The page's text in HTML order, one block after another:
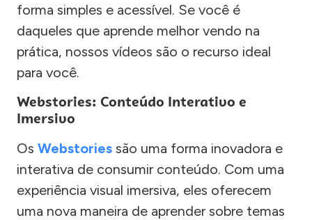
forma simples e acessível. Se você é
daqueles que aprende melhor vendo na
prática, nossos vídeos são o recurso ideal
para você.
Webstories: Conteúdo Interativo e
Imersivo
Os Webstories são uma forma inovadora e
interativa de consumir conteúdo. Com uma
experiência visual imersiva, eles oferecem
uma nova maneira de aprender sobre temas